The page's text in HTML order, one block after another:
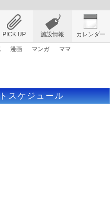
レビ、ショップ、出会い、転職まで名古
PICK UP カレンダー
施設情報
漫画 マンガ
ママ
スケジュール